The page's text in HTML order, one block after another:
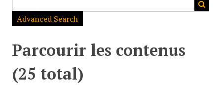
Advanced Search
Parcourir les contenus
(25 total)